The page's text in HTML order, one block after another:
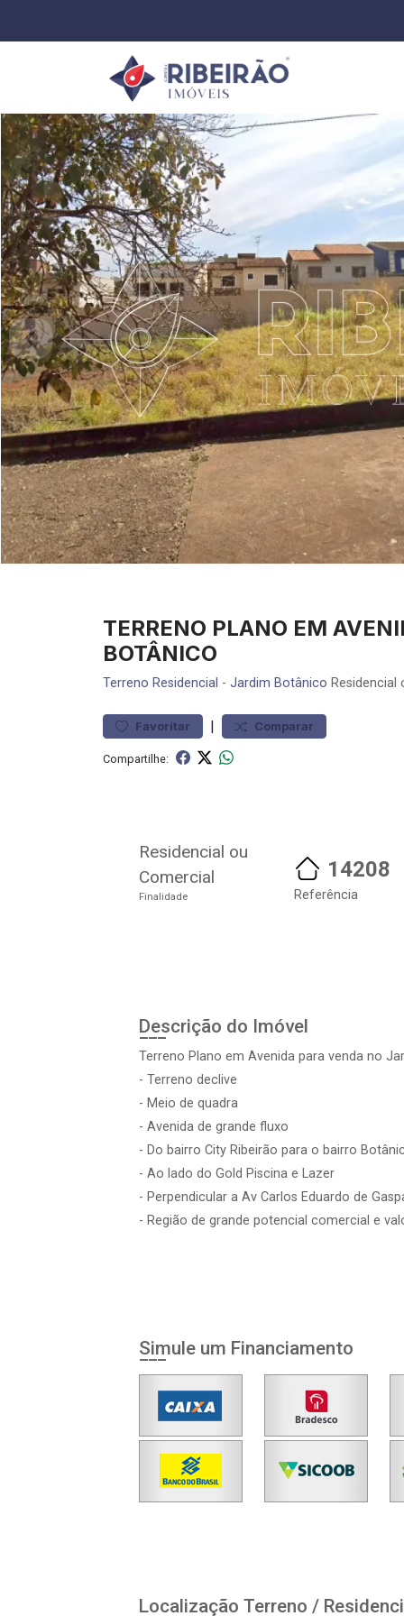
TERRENO PLANO EM
BOTÂNICO
Terreno Residencial - Jardim Botânico Residencial
Favoritar | Comparar
Compartilhe:
Residencial ou
Comercial
Finalidade
14208
Referência
Descrição do Imóvel
Terreno Plano em Avenida para venda no
- Terreno declive
- Meio de quadra
- Avenida de grande fluxo
- Do bairro City Ribeirão para o bairro
- Ao lado do Gold Piscina e Lazer
- Perpendicular a Av Carlos Eduardo de
- Região de grande potencial comercial e
Simule um Financiamento
Localização Terreno /